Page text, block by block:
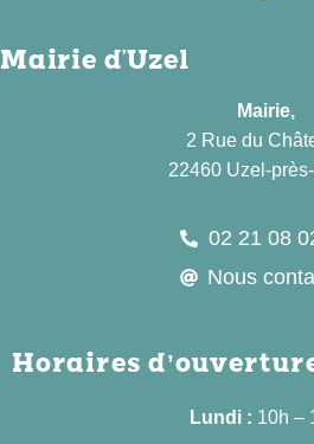
Mairie d'Uzel
Mairie,
2 Rue du
22460 Uzel-près-
02 21 08
Nous
Horaires
Lundi : 10h –